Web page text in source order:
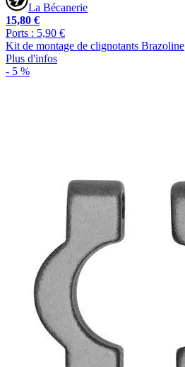
La Bécanerie
15,80 €
Ports : 5,90 €
Kit de montage de clignotants Brazoline
Plus d'infos
- 5 %